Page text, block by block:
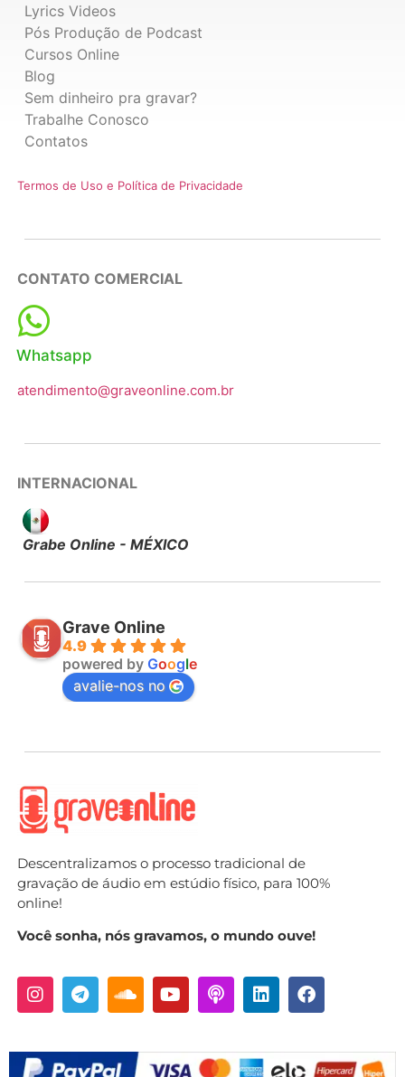
Lyrics Videos
Pós Produção de Podcast
Cursos Online
Blog
Sem dinheiro pra gravar?
Trabalhe Conosco
Contatos
Termos de Uso e Política de Privacidade
CONTATO COMERCIAL
Whatsapp
atendimento@graveonline.com.br
INTERNACIONAL
Grabe Online - MÉXICO
Grave Online
4.9
powered by Google
avalie-nos no
Descentralizamos o processo tradicional de
gravação de áudio em estúdio físico, para 100%
online!
Você sonha, nós gravamos, o mundo ouve!